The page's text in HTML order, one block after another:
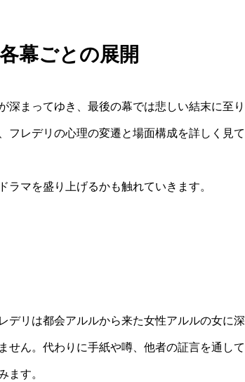
幕ごとの展開
深まってゆき、最後の幕では悲しい結末に至り
フレデリの心理の変遷と場面構成を詳しく見て
マを盛り上げるかも触れていきます。
デリは都会アルルから来た女性アルルの女に深
せん。代わりに手紙や噂、他者の証言を通して
ます。